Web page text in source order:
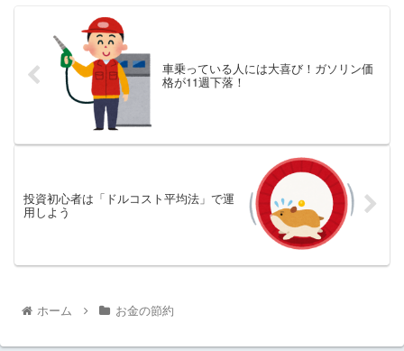
車乗っている人には大喜び！ガソリン価
格が11週下落！
投資初心者は「ドルコスト平均法」で運
用しよう
ホーム お金の節約